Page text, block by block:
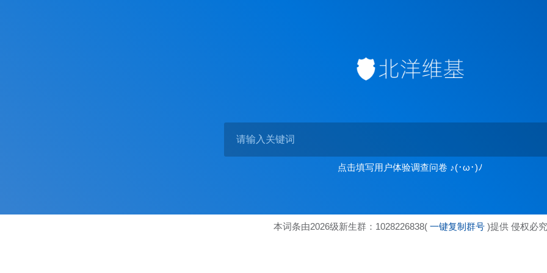
点击填写用户体验调查问卷 ♪(･ω･)ﾉ
本词条由2026级新生群：1028226838( 一键复制群号)提供 侵权必究